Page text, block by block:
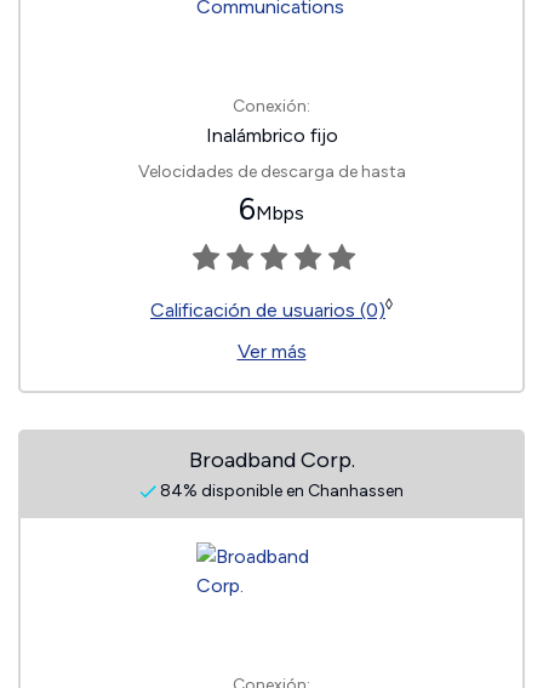
Conexión:
Inalámbrico fijo
Velocidades de descarga de hasta
6Mbps
Calificación de usuarios (0)◊
Ver más
Broadband Corp.
84% disponible en Chanhassen